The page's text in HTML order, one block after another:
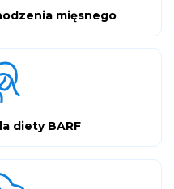
mięsnego
diety BARF